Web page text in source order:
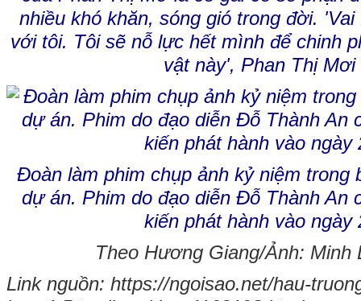
nhiều khó khăn, sóng gió trong đời.
với tôi. Tôi sẽ nỗ lực hết mình để chinh
vật này', Phan Thị Mơi
Đoàn làm phim chụp ảnh kỷ niệm trong
dự án. Phim do đạo diễn Đỗ Thành An
kiến phát hành vào ngày
Theo Hương Giang/Ảnh: Minh
Link nguồn: https://ngoisao.net/hau-